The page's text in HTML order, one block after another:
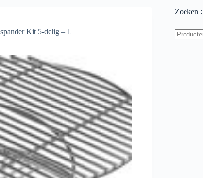
Kit 5-delig – L
Zoeken :
naar: